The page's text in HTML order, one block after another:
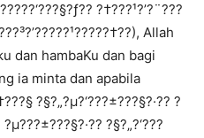
?†???¹?’?¨???
Allah
dan hambaKu dan bagi
ia minta dan apabila
?§?„?µ?‘???±???§?·?? ?
?§?„?‘???